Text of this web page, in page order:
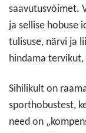
saavutusvõimet.
ja sellise hobuse
tulisuse, närvi ja
hindama
Sihilikult on
sporthobustest,
need on